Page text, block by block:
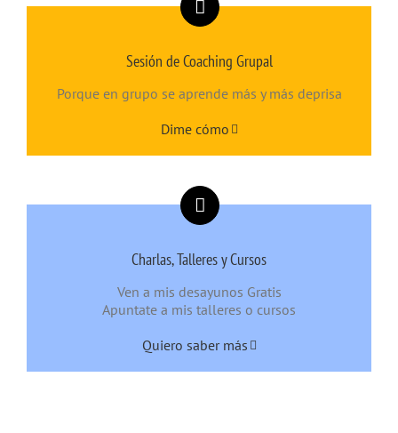
Sesión de Coaching Grupal
Porque en grupo se aprende más y más deprisa
Dime cómo
Charlas, Talleres y Cursos
Ven a mis desayunos Gratis
Apuntate a mis talleres o cursos
Quiero saber más